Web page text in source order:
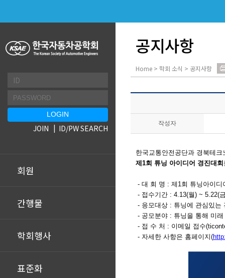
회원
간행물
학회행사
표준화
JOIN ID/PW SEARCH
공지사항
Home > 학회 소식 > 공지사항
작성자
한국교통안전공단과 경북테
제1회 튜닝 아이디어 경진대회
- 대 회 명 : 제1회 튜닝아이디
- 접수기간 : 4.13(월) ~ 5.22(
- 응모대상 : 튜닝에 관심있는
- 공모분야 : 튜닝을 통해 미
- 접 수 처 : 이메일 접수
- 자세한 사항은 홈페이지(